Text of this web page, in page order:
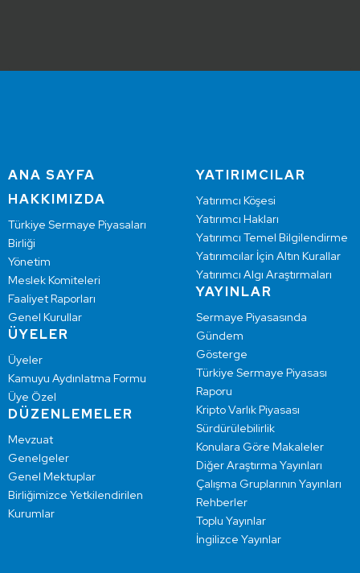
ANA SAYFA
HAKKIMIZDA
Türkiye Sermaye Piyasaları
Birliği
Yönetim
Meslek Komiteleri
Faaliyet Raporları
Genel Kurullar
ÜYELER
Üyeler
Kamuyu Aydınlatma Formu
Üye Özel
DÜZENLEMELER
Mevzuat
Genelgeler
Genel Mektuplar
Birliğimizce Yetkilendirilen
Kurumlar
YATIRIMCILAR
Yatırımcı Köşesi
Yatırımcı Hakları
Yatırımcı Temel Bilgilendirme
Yatırımcılar İçin Altın Kurallar
Yatırımcı Algı Araştırmaları
YAYINLAR
Sermaye Piyasasında
Gündem
Gösterge
Türkiye Sermaye Piyasası
Raporu
Kripto Varlık Piyasası
Sürdürülebilirlik
Konulara Göre Makaleler
Diğer Araştırma Yayınları
Çalışma Gruplarının Yayınları
Rehberler
Toplu Yayınlar
İngilizce Yayınlar